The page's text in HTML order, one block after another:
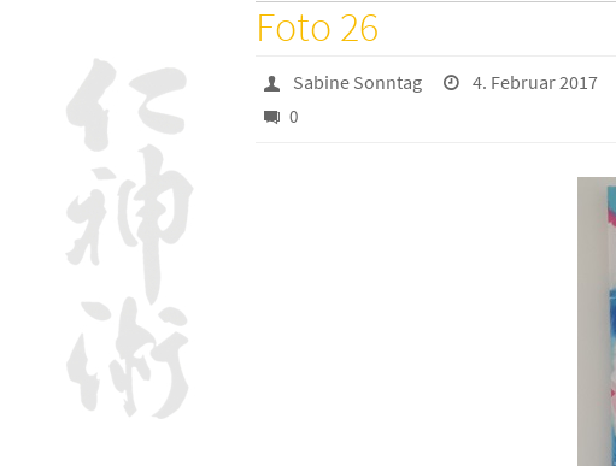
Foto 26
Sabine Sonntag 4. Februar 2017
0